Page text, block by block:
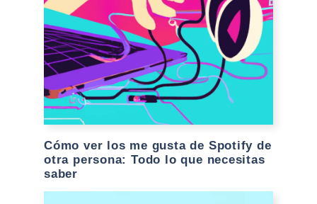
Cómo ver los me gusta de Spotify de
otra persona: Todo lo que necesitas
saber